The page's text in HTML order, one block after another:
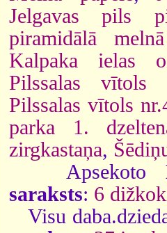
Jelgavas pils
piramidālā
Kalpaka ielas
Pilssalas vītols
Pilssalas vītols
parka 1.
zirgkastaņa,
Apsekoto
saraksts: 6
Visu